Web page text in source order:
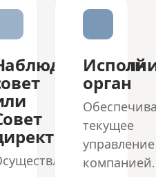
орган
текущее
управление
компанией.